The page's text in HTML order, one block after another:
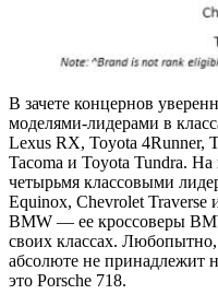
В зачете концернов
моделями-лидерами в
Lexus RX, Toyota 4Runner,
Tacoma и Toyota Tundra.
четырьмя классовыми
Equinox, Chevrolet Traverse
BMW — ее кроссоверы
своих классах.
абсолюте не принадлежит
это Porsche 718.